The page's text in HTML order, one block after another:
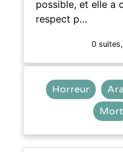
possible, et elle a
respect p…
0
Horreur
Mort